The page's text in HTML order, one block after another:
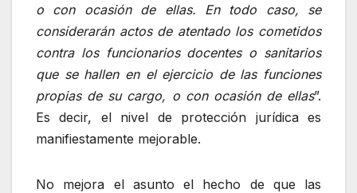
o con ocasión de ellas. En todo caso, se
considerarán actos de atentado los cometidos
contra los funcionarios docentes o sanitarios
que se hallen en el ejercicio de las funciones
propias de su cargo, o con ocasión de ellas”.
Es decir, el nivel de protección jurídica es
manifiestamente mejorable.
No mejora el asunto el hecho de que las